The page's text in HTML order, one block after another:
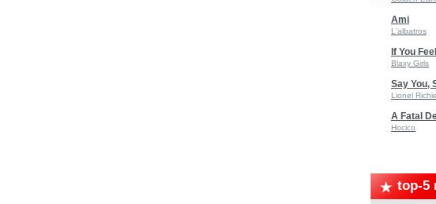
Ami
L'albatros
If You
Blaxy Girls
Say You,
Lionel Richie
A Fatal
Hocico
top-5